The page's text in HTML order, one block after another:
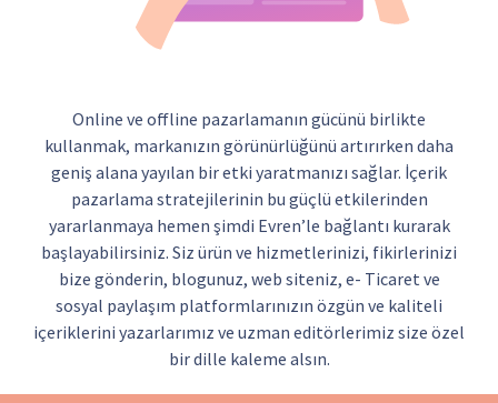
Online ve offline pazarlamanın gücünü birlikte
kullanmak, markanızın görünürlüğünü artırırken daha
geniş alana yayılan bir etki yaratmanızı sağlar. İçerik
pazarlama stratejilerinin bu güçlü etkilerinden
yararlanmaya hemen şimdi Evren’le bağlantı kurarak
başlayabilirsiniz. Siz ürün ve hizmetlerinizi, fikirlerinizi
bize gönderin, blogunuz, web siteniz, e- Ticaret ve
sosyal paylaşım platformlarınızın özgün ve kaliteli
içeriklerini yazarlarımız ve uzman editörlerimiz size özel
bir dille kaleme alsın.